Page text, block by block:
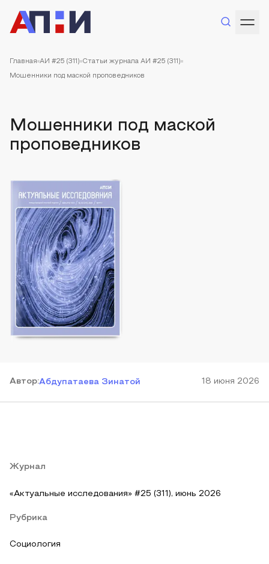
Главная АИ #25 (311) Статьи журнала АИ #25 (311)
Мошенники под маской проповедников
Мошенники под маской
проповедников
Автор:Абдупатаева Зинатой 18 июня 2026
Журнал
«Актуальные исследования» #25 (311), июнь 2026
Рубрика
Социология